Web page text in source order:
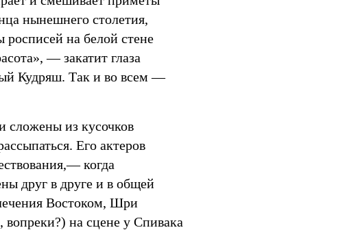
нынешнего столетия,
на белой стене
— закатит глаза
Кудряш. Так и во всем —
сложены из кусочков
Его актеров
когда
друг в друге и в общей
Востоком, Шри
на сцене у Спивака